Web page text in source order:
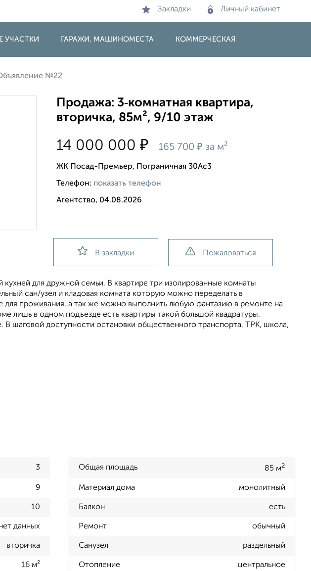
Закладки Личный кабинет
УЧАСТКИ ГАРАЖИ, МАШИНОМЕСТА КОММЕРЧЕСКАЯ
№22
Продажа: 3‑комнатная квартира,
вторичка, 85м², 9/10 этаж
14 000 000₽ 165 700₽ за м²
ЖК Посад-Премьер, Пограничная 30Ас3
Телефон: показать телефон
Агентство, 04.08.2026
В закладки Пожаловаться
кухней для дружной семьи. В квартире три изолированные комнаты
сан/узел и кладовая комната которую можно переделать в
для проживания, а так же можно выполнить любую фантазию в ремонте на
лишь в одном подъезде есть квартиры такой большой квадратуры.
В шаговой доступности остановки общественного транспорта, ТРК, школа,
3 Общая площадь 85 м2
9 Материал дома монолитный
10 Балкон есть
данных Ремонт обычный
вторичка Санузел раздельный
16 м² Отопление центральное